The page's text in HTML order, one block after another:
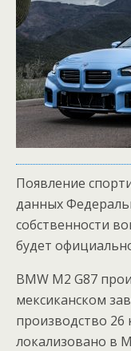
Появление
данных
собственности
будет
BMW M2 G87
мексиканском
производство
локализовано в